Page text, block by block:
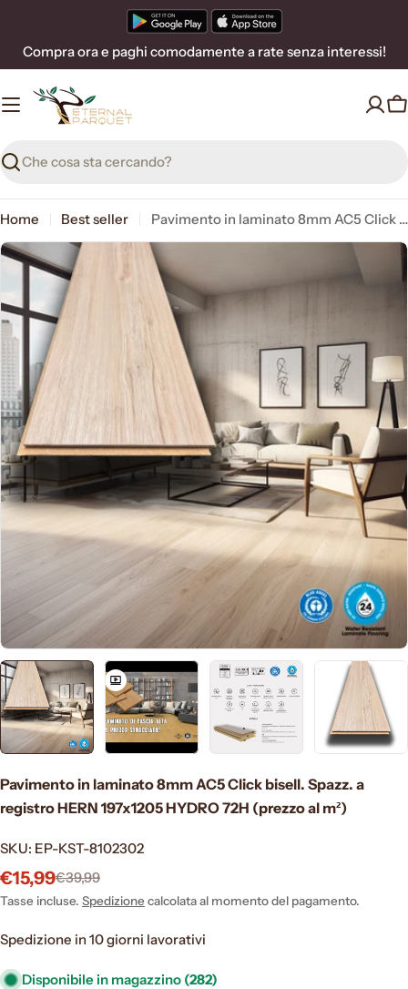
contenuto
Compra ora e paghi comodamente a rate senza interessi!
Ricerca
Home Best seller Pavimento in laminato 8mm AC5 Click bisell. Spazz. a registro HERN 197x1205 HYDRO 72H (prezzo al m²)
Apri supporto 0 in modalità modale
Pavimento in laminato 8mm AC5 Click bisell. Spazz. a
registro HERN 197x1205 HYDRO 72H (prezzo al m²)
SKU: EP-KST-8102302
Prezzo
di
€15,99
Prezzo
normale
€39,99
Tasse incluse. Spedizionecalcolata al momento del pagamento.
Spedizione in 10 giorni lavorativi
Disponibile in magazzino (282)